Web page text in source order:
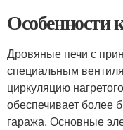
Особенности
Дровяные печи с
специальным
циркуляцию
обеспечивает более
гаража. Основные